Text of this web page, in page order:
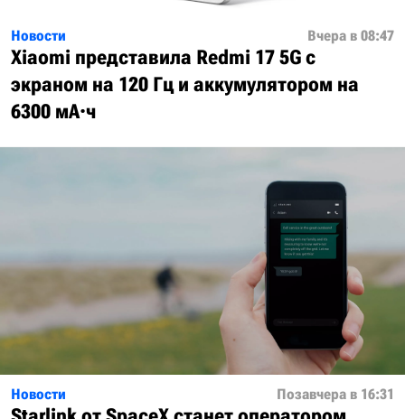
Новости Вчера в 08:47
Xiaomi представила Redmi 17 5G с
экраном на 120 Гц и аккумулятором на
6300 мА·ч
Новости Позавчера в 16:31